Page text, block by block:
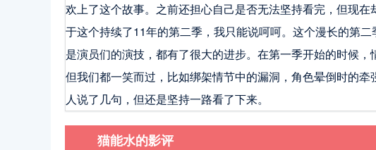
欢上了这个故事。之前还担心自己是否无法坚持看完，但现
于这个持续了11年的第二季，我只能说呵呵。这个漫长的第
是演员们的演技，都有了很大的进步。在第一季开始的时候
但我们都一笑而过，比如绑架情节中的漏洞，角色晕倒时的
人说了几句，但还是坚持一路看了下来。
猫能水的影评